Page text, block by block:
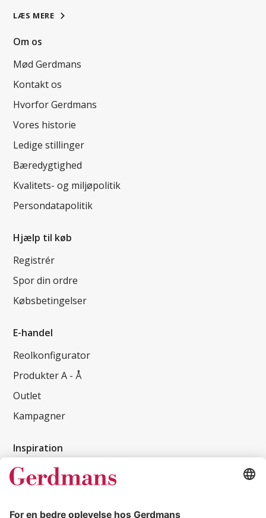
LÆS MERE
Om os
Mød Gerdmans
Kontakt os
Hvorfor Gerdmans
Vores historie
Ledige stillinger
Bæredygtighed
Kvalitets- og miljøpolitik
Persondatapolitik
Hjælp til køb
Registrér
Spor din ordre
Købsbetingelser
E-handel
Reolkonfigurator
Produkter A - Å
Outlet
Kampagner
Inspiration
Kundereferencer
Tips & guides